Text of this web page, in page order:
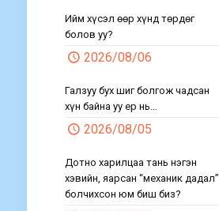
Ийм хүсэл өөр хүнд төрдөг
болов уу?
2026/08/06
Галзуу бух шиг болгож чадсан
хүн байна уу ер нь…
2026/08/05
Дотно харилцаа тань нэгэн
хэвийн, яарсан “механик дадал”
болчихсон юм биш биз?